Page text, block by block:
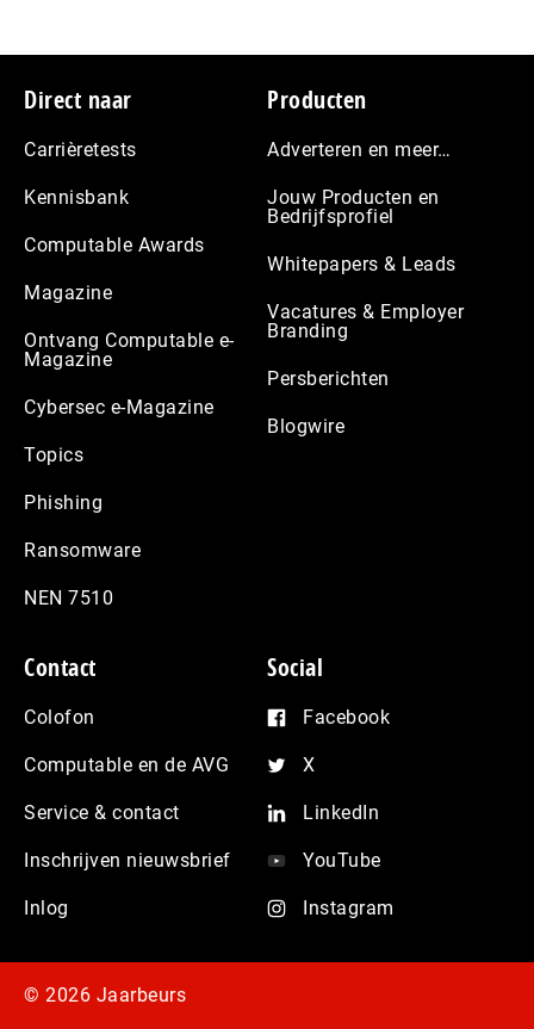
Footer
Direct naar
Carrièretests
Kennisbank
Computable Awards
Magazine
Ontvang Computable e-
Magazine
Cybersec e-Magazine
Topics
Phishing
Ransomware
NEN 7510
Producten
Adverteren en meer…
Jouw Producten en
Bedrijfsprofiel
Whitepapers & Leads
Vacatures & Employer
Branding
Persberichten
Blogwire
Contact
Colofon
Computable en de AVG
Service & contact
Inschrijven nieuwsbrief
Inlog
Social
Facebook
X
LinkedIn
YouTube
Instagram
© 2026 Jaarbeurs